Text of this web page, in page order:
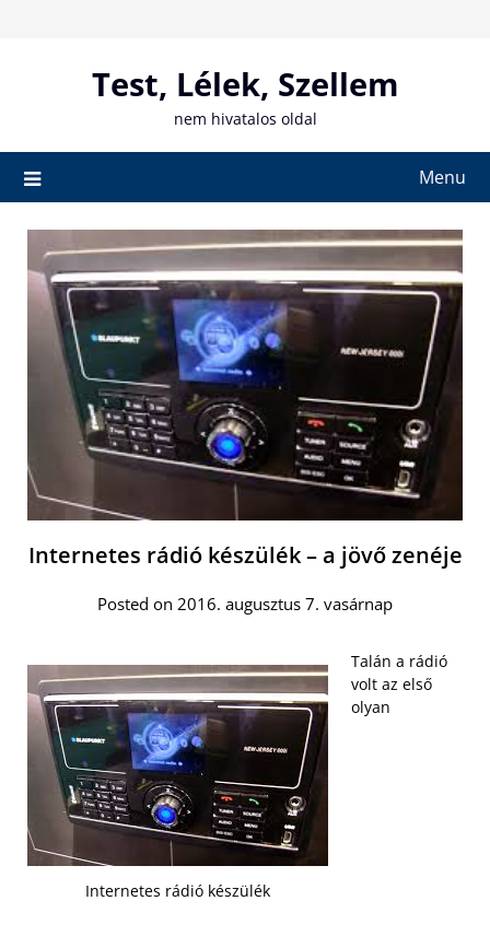
Test, Lélek, Szellem
nem hivatalos oldal
Menu
Internetes rádió készülék – a jövő zenéje
Posted on 2016. augusztus 7. vasárnap
Internetes rádió készülék
Talán a rádió
volt az első
olyan